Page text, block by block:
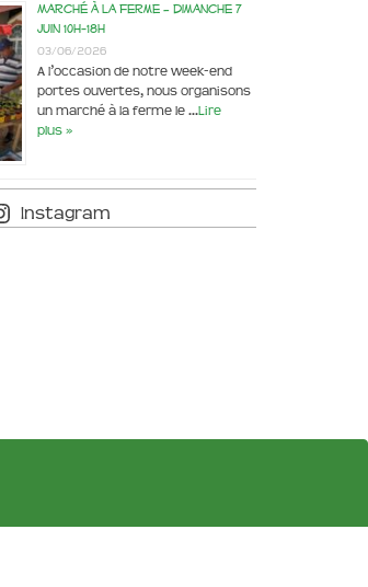
Marché à la ferme – dimanche 7
juin 10h-18h
03/06/2026
A l’occasion de notre week-end
portes ouvertes, nous organisons
un marché à la ferme le …Lire
plus »
Instagram